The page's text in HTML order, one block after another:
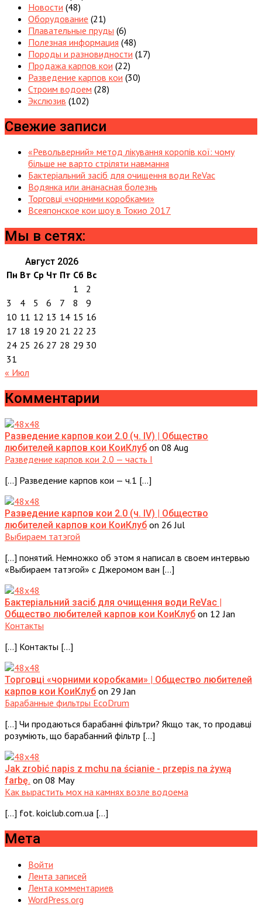
Новости (48)
Оборудование (21)
Плавательные пруды (6)
Полезная информация (48)
Породы и разновидности (17)
Продажа карпов кои (22)
Разведение карпов кои (30)
Строим водоем (28)
Экслюзив (102)
Свежие записи
«Револьверний» метод лікування коропів кої: чому
більше не варто стріляти навмання
Бактеріальний засіб для очищення води ReVac
Водянка или ананасная болезнь
Торговці «чорними коробками»
Всеяпонское кои шоу в Токио 2017
Мы в сетях:
Август 2026
Пн Вт Ср Чт Пт Сб Вс
1
2
3
4 5 6 7 8
9
10 11 12 13 14 15 16
17 18 19 20 21 22 23
24 25 26 27 28 29 30
31
« Июл
Комментарии
Разведение карпов кои 2.0 (ч. IV) | Общество
любителей карпов кои КоиКлуб on 08 Aug
Разведение карпов кои 2.0 — часть I
[…] Разведение карпов кои — ч.1 […]
Разведение карпов кои 2.0 (ч. IV) | Общество
любителей карпов кои КоиКлуб on 26 Jul
Выбираем татэгой
[…] понятий. Немножко об этом я написал в своем интервью
«Выбираем татэгой» с Джеромом ван […]
Бактеріальний засіб для очищення води ReVac |
Общество любителей карпов кои КоиКлуб on 12 Jan
Контакты
[…] Контакты […]
Торговці «чорними коробками» | Общество любителей
карпов кои КоиКлуб on 29 Jan
Барабанные фильтры EcoDrum
[…] Чи продаються барабанні фільтри? Якщо так, то продавці
розуміють, що барабанний фільтр […]
Jak zrobić napis z mchu na ścianie - przepis na żywą
farbę. on 08 May
Как вырастить мох на камнях возле водоема
[…] fot. koiclub.com.ua […]
Мета
Войти
Лента записей
Лента комментариев
WordPress.org